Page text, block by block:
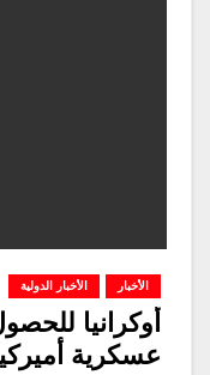
الأخبار الأخبار الدولية
أوكرانيا
عسكرية